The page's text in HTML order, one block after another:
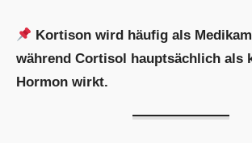
Kortison wird häufig als
während Cortisol hauptsächlich als
Hormon wirkt.